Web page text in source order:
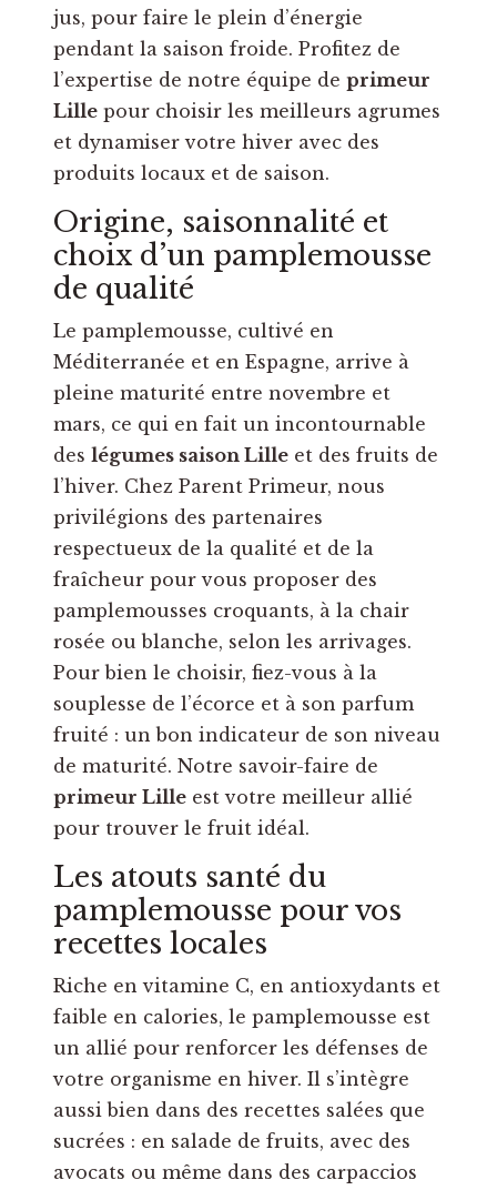
jus, pour faire le plein d’énergie
pendant la saison froide. Profitez de
l’expertise de notre équipe de primeur
Lille pour choisir les meilleurs agrumes
et dynamiser votre hiver avec des
produits locaux et de saison.
Origine, saisonnalité et
choix d’un pamplemousse
de qualité
Le pamplemousse, cultivé en
Méditerranée et en Espagne, arrive à
pleine maturité entre novembre et
mars, ce qui en fait un incontournable
des légumes saison Lille et des fruits de
l’hiver. Chez Parent Primeur, nous
privilégions des partenaires
respectueux de la qualité et de la
fraîcheur pour vous proposer des
pamplemousses croquants, à la chair
rosée ou blanche, selon les arrivages.
Pour bien le choisir, fiez-vous à la
souplesse de l’écorce et à son parfum
fruité : un bon indicateur de son niveau
de maturité. Notre savoir-faire de
primeur Lille est votre meilleur allié
pour trouver le fruit idéal.
Les atouts santé du
pamplemousse pour vos
recettes locales
Riche en vitamine C, en antioxydants et
faible en calories, le pamplemousse est
un allié pour renforcer les défenses de
votre organisme en hiver. Il s’intègre
aussi bien dans des recettes salées que
sucrées : en salade de fruits, avec des
avocats ou même dans des carpaccios